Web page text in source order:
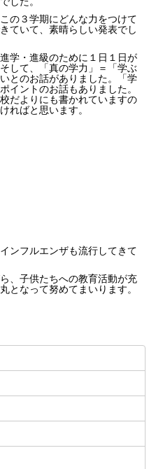
の３学期にどんな力をつけて
ていて、素晴らしい発表でし
学・進級のために１日１日が
して、「真の学力」＝「学ぶ
とのお話がありました。「学
イントのお話もありました。
だよりにも書かれていますの
ればと思います。
ンフルエンザも流行してきて
、子供たちへの教育活動が充
となって努めてまいります。